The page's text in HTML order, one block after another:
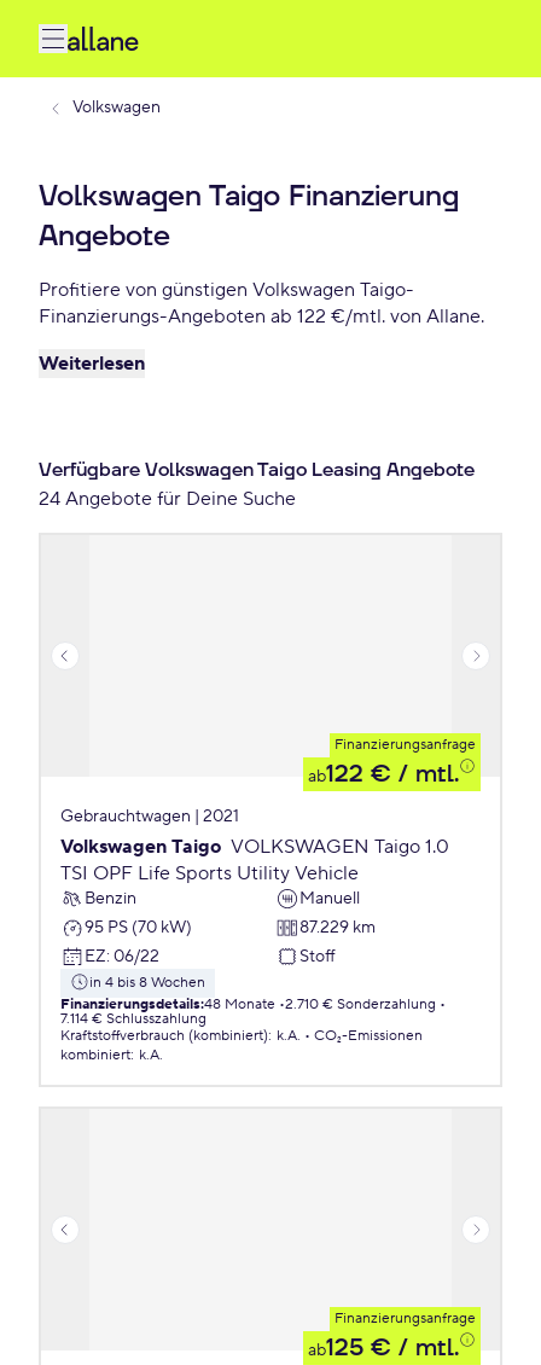
Volkswagen
Volkswagen Taigo Finanzierung
Angebote
Profitiere von günstigen Volkswagen Taigo-
Finanzierungs-Angeboten ab 122 €/mtl. von Allane.
Weiterlesen
Verfügbare Volkswagen Taigo Leasing Angebote
24 Angebote für Deine Suche
Finanzierungsanfrage
ab122 € / mtl.
Gebrauchtwagen | 2021
Volkswagen Taigo VOLKSWAGEN Taigo 1.0
TSI OPF Life Sports Utility Vehicle
Benzin
Manuell
95 PS (70 kW)
87.229 km
EZ: 06/22 Stoff
in 4 bis 8 Wochen
Finanzierungsdetails:48 Monate 2.710 € Sonderzahlung
7.114 € Schlusszahlung
Kraftstoffverbrauch (kombiniert): k.A.
CO₂-Emissionen
kombiniert: k.A.
Finanzierungsanfrage
ab125 € / mtl.